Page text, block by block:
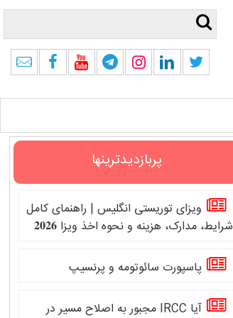
پربازدیدترینها
ویزای توریستی انگلیس | راهنمای کامل
شرایط، مدارک، هزینه و نحوه اخذ ویزا 𝟐𝟎𝟐𝟔
پاسپورت سائوتومه و پرنسیپ
آیا IRCC مجبور به اصلاح مسیر در